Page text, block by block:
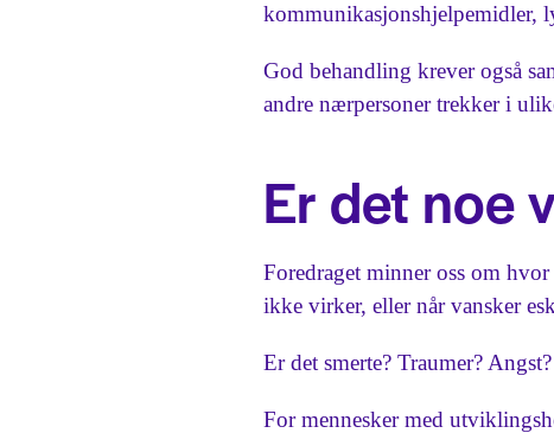
kommunikasjonshjelpemidler,
God behandling krever også
andre nærpersoner trekker i
Er det noe
Foredraget minner oss om
ikke virker, eller når vansker
Er det smerte? Traumer?
For mennesker med